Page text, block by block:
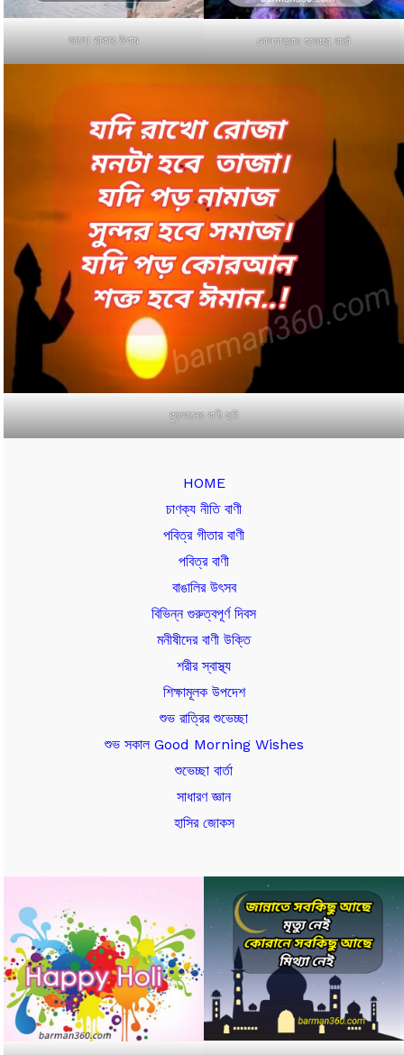
ভালো থাকার উপায় দোলযাত্রার শুভেচ্ছা বার্তা
কুরআনের বাণী ছবি
HOME
চাণক্য নীতি বাণী
পবিত্র গীতার বাণী
পবিত্র বাণী
বাঙালির উৎসব
বিভিন্ন গুরুত্বপূর্ণ দিবস
মনীষীদের বাণী উক্তি
শরীর স্বাস্থ্য
শিক্ষামূলক উপদেশ
শুভ রাত্রির শুভেচ্ছা
শুভ সকাল Good Morning Wishes
শুভেচ্ছা বার্তা
সাধারণ জ্ঞান
হাসির জোকস